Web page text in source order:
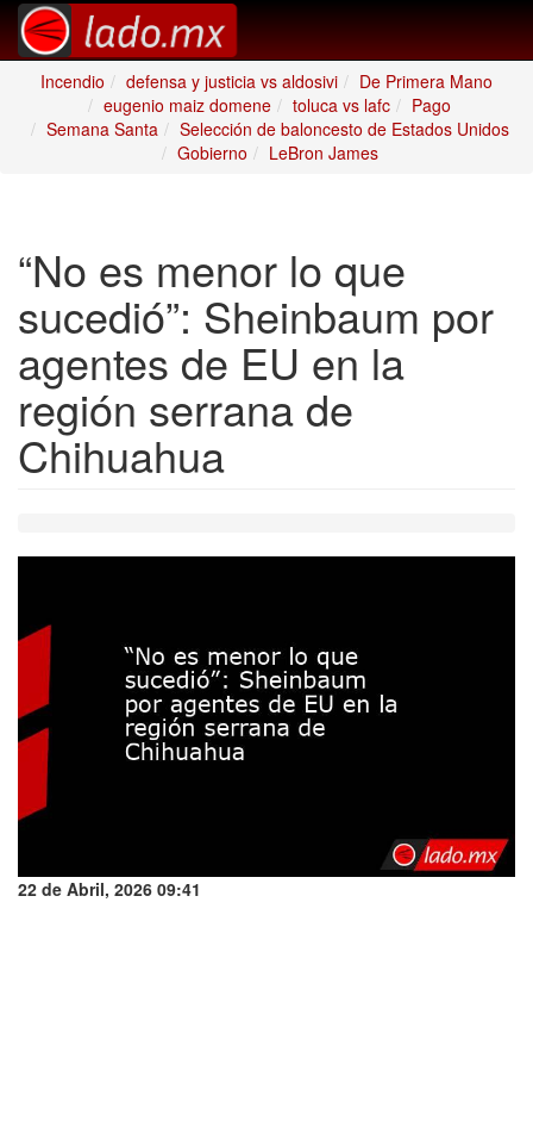
Incendio defensa y justicia vs aldosivi
De Primera Mano
eugenio maiz domene
toluca vs lafc
Pago
Semana Santa
Selección de baloncesto de Estados Unidos
Gobierno
LeBron James
“No es menor lo que
sucedió”: Sheinbaum por
agentes de EU en la
región serrana de
Chihuahua
22 de Abril, 2026 09:41